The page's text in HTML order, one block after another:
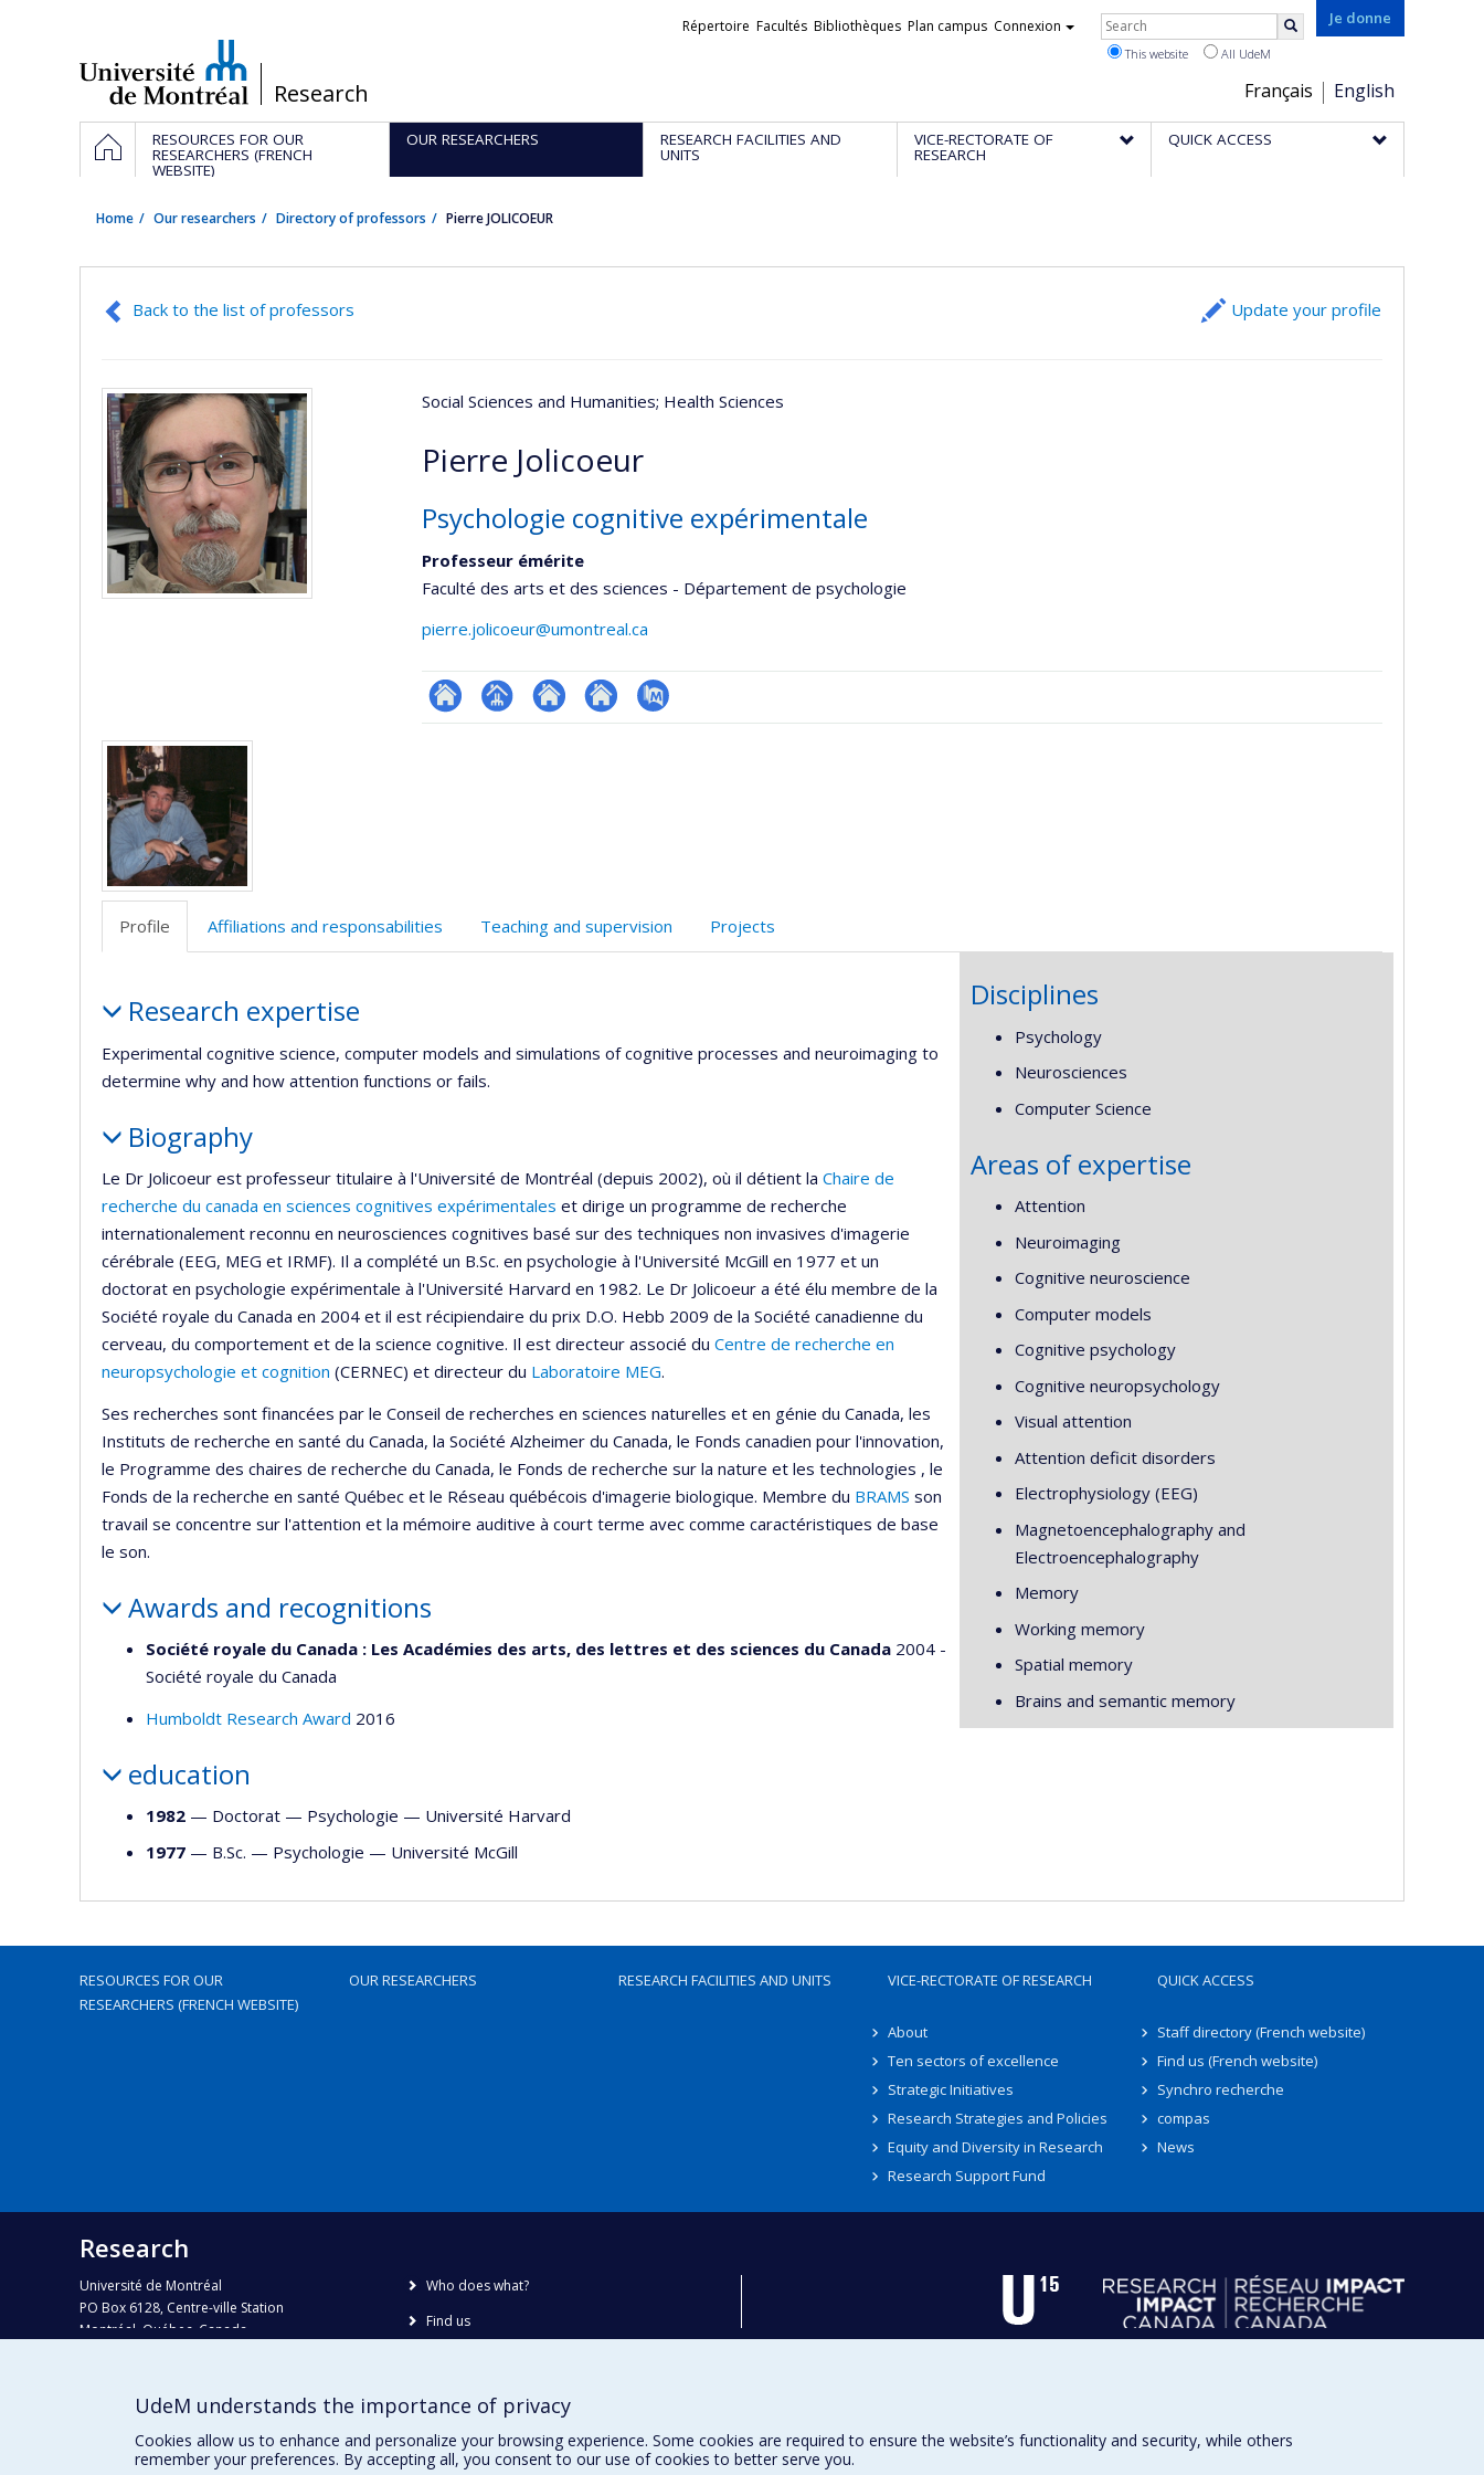
/Research
Je donne
Choix
de
la
Français English
Liens
Répertoire Facultés Bibliothèques Plan campus Connexion Rechercher
This website All UdeM
Navigation
principale
HOMERESOURCES FOR OUR
RESEARCHERS (FRENCH
WEBSITE)
OUR RESEARCHERS RESEARCH FACILITIES AND
UNITS
VICE-RECTORATE OF
RESEARCH
QUICK ACCESS
Home Our researchers Directory of professors Pierre JOLICOEUR
Back to the list of professors Update your profile
Social Sciences and Humanities; Health Sciences
Pierre Jolicoeur
Psychologie cognitive expérimentale
Professeur émérite
Faculté des arts et des sciences - Département de psychologie
pierre.jolicoeur@umontreal.ca
ResearchGate
Page Site
Site
PubMed
Media
Profile Affiliations and responsabilities Teaching and supervision Projects
Research expertise
Experimental cognitive science, computer models and simulations of cognitive processes and neuroimaging to
determine why and how attention functions or fails.
Biography
Le Dr Jolicoeur est professeur titulaire à l'Université de Montréal (depuis 2002), où il détient la Chaire de
recherche du canada en sciences cognitives expérimentales et dirige un programme de recherche
internationalement reconnu en neurosciences cognitives basé sur des techniques non invasives d'imagerie
cérébrale (EEG, MEG et IRMF). Il a complété un B.Sc. en psychologie à l'Université McGill en 1977 et un
doctorat en psychologie expérimentale à l'Université Harvard en 1982. Le Dr Jolicoeur a été élu membre de la
Société royale du Canada en 2004 et il est récipiendaire du prix D.O. Hebb 2009 de la Société canadienne du
cerveau, du comportement et de la science cognitive. Il est directeur associé du Centre de recherche en
neuropsychologie et cognition (CERNEC) et directeur du Laboratoire MEG.
Ses recherches sont financées par le Conseil de recherches en sciences naturelles et en génie du Canada, les
Instituts de recherche en santé du Canada, la Société Alzheimer du Canada, le Fonds canadien pour l'innovation,
le Programme des chaires de recherche du Canada, le Fonds de recherche sur la nature et les technologies , le
Fonds de la recherche en santé Québec et le Réseau québécois d'imagerie biologique. Membre du BRAMS son
travail se concentre sur l'attention et la mémoire auditive à court terme avec comme caractéristiques de base
le son.
Awards and recognitions
Société royale du Canada : Les Académies des arts, des lettres et des sciences du Canada 2004 -
Société royale du Canada
Humboldt Research Award 2016
education
1982 — Doctorat — Psychologie — Université Harvard
1977 — B.Sc. — Psychologie — Université McGill
Disciplines
Psychology
Neurosciences
Computer Science
Areas of expertise
Attention
Neuroimaging
Cognitive neuroscience
Computer models
Cognitive psychology
Cognitive neuropsychology
Visual attention
Attention deficit disorders
Electrophysiology (EEG)
Magnetoencephalography and
Electroencephalography
Memory
Working memory
Spatial memory
Brains and semantic memory
RESOURCES FOR OUR
RESEARCHERS (FRENCH WEBSITE)
OUR RESEARCHERS RESEARCH FACILITIES AND UNITS VICE-RECTORATE OF RESEARCH
About
Ten sectors of excellence
Strategic Initiatives
Research Strategies and Policies
Equity and Diversity in Research
Research Support Fund
QUICK ACCESS
Staff directory (French website)
Find us (French website)
Synchro recherche
compas
News
Research
Université de Montréal
PO Box 6128, Centre-ville Station
Montréal, Québec, Canada
Phone : 514 343-6111, #38492
recherche@umontreal.ca
Who does what?
Find us
UdeM understands the importance of privacy
Cookies allow us to enhance and personalize your browsing experience. Some cookies are required to ensure the website’s functionality and security, while others
remember your preferences. By accepting all, you consent to our use of cookies to better serve you.